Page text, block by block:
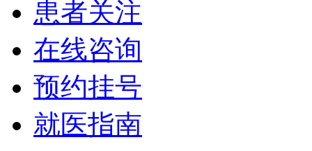
患者关注
在线咨询
预约挂号
就医指南